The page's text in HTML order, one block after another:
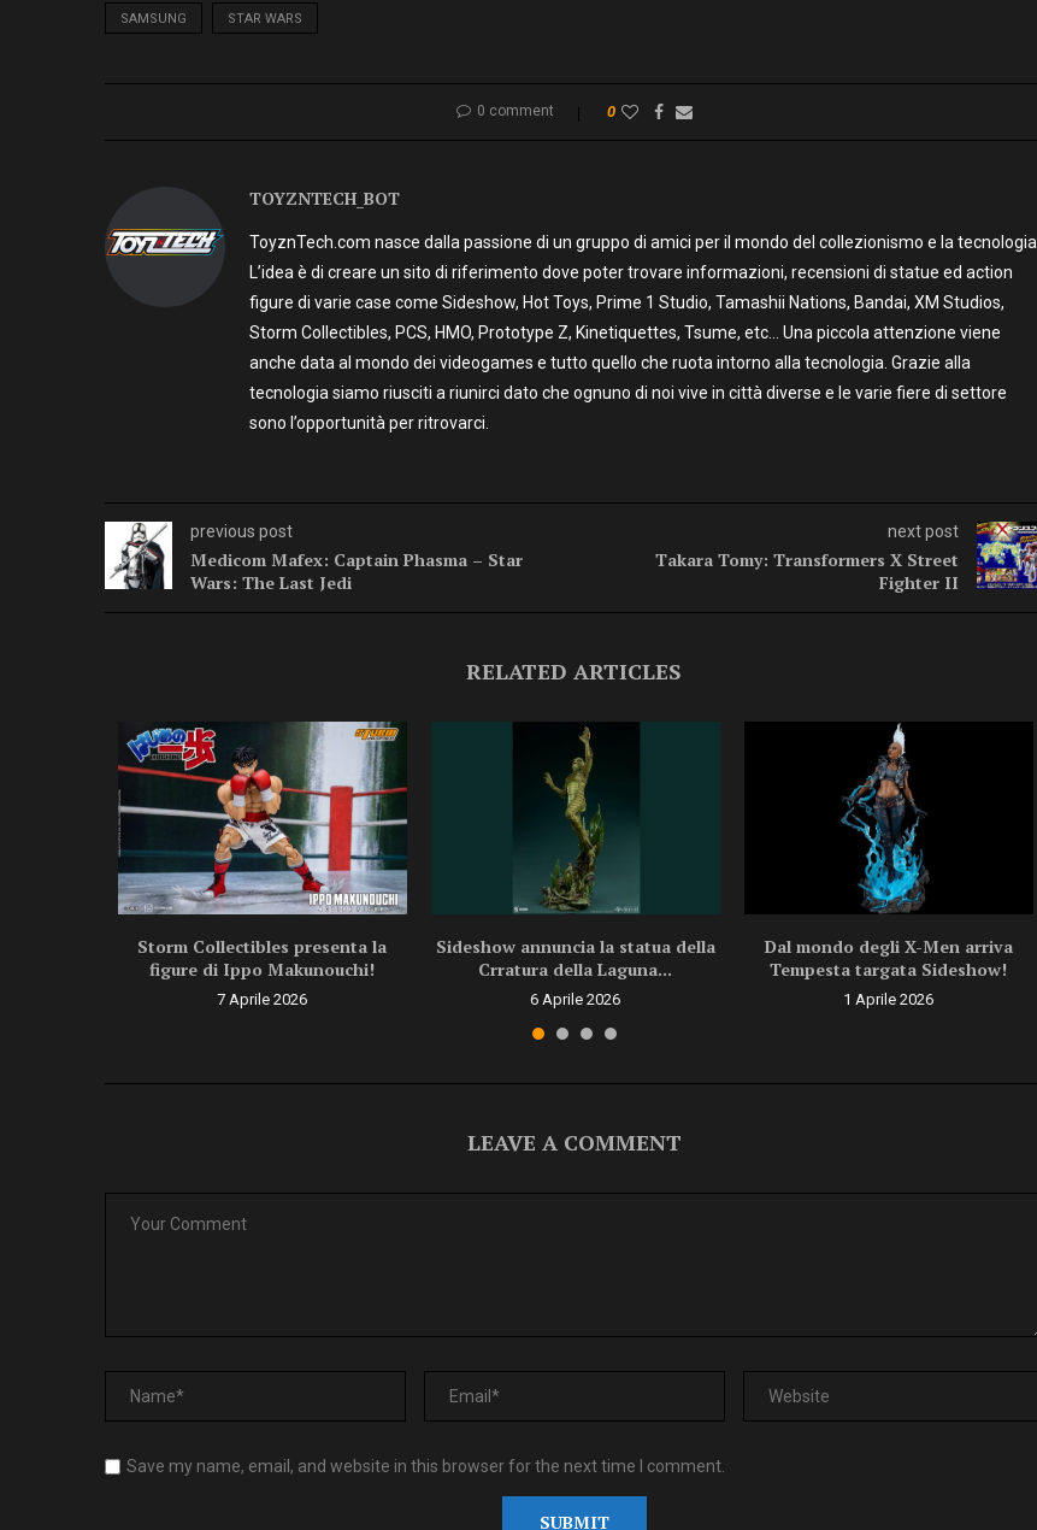
SAMSUNG STAR WARS
0 comment 0
TOYZNTECH_BOT
ToyznTech.com nasce dalla passione di un gruppo di amici per il mondo del collezionismo e la tecnologia.
L’idea è di creare un sito di riferimento dove poter trovare informazioni, recensioni di statue ed action
figure di varie case come Sideshow, Hot Toys, Prime 1 Studio, Tamashii Nations, Bandai, XM Studios,
Storm Collectibles, PCS, HMO, Prototype Z, Kinetiquettes, Tsume, etc… Una piccola attenzione viene
anche data al mondo dei videogames e tutto quello che ruota intorno alla tecnologia. Grazie alla
tecnologia siamo riusciti a riunirci dato che ognuno di noi vive in città diverse e le varie fiere di settore
sono l’opportunità per ritrovarci.
previous post
Medicom Mafex: Captain Phasma – Star
Wars: The Last Jedi
next post
Takara Tomy: Transformers X Street
Fighter II
RELATED ARTICLES
Storm Collectibles presenta la
figure di Ippo Makunouchi!
7 Aprile 2026
Sideshow annuncia la statua della
Crratura della Laguna...
6 Aprile 2026
Dal mondo degli X-Men arriva
Tempesta targata Sideshow!
1 Aprile 2026
LEAVE A COMMENT
Save my name, email, and website in this browser for the next time I comment.